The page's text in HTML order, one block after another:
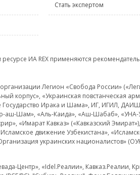
Стать экспертом
ИА REX применяются
Легион «Свобода России»
корпус», «Украинская повстанческая
Государство Ирака и Шама», ИГ, ИГИЛ,
аш-Шам», «Аль-Каида», «Аш-Шабаб»,
«Имарат Кавказ» («Кавказский
движение Узбекистана»,
украинских националистов»
Центр», «Idel.Реалии»,